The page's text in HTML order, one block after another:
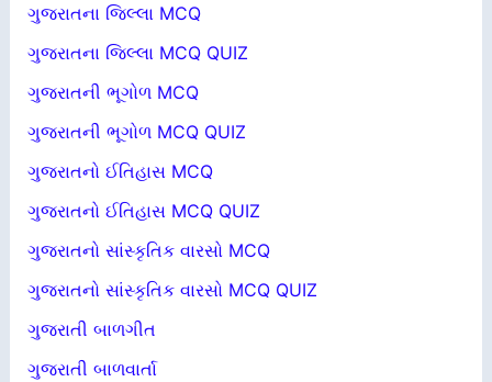
ગુજરાતના જિલ્લા MCQ
ગુજરાતના જિલ્લા MCQ QUIZ
ગુજરાતની ભૂગોળ MCQ
ગુજરાતની ભૂગોળ MCQ QUIZ
ગુજરાતનો ઈતિહાસ MCQ
ગુજરાતનો ઈતિહાસ MCQ QUIZ
ગુજરાતનો સાંસ્કૃતિક વારસો MCQ
ગુજરાતનો સાંસ્કૃતિક વારસો MCQ QUIZ
ગુજરાતી બાળગીત
ગુજરાતી બાળવાર્તા